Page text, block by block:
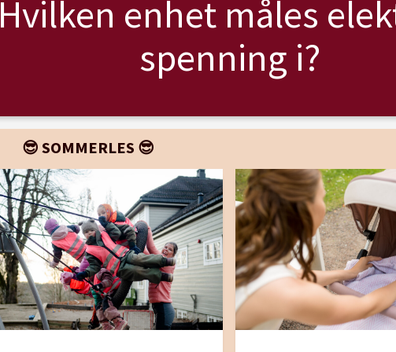
Hvilken enhet måles
spenning i?
😎 SOMMERLES 😎